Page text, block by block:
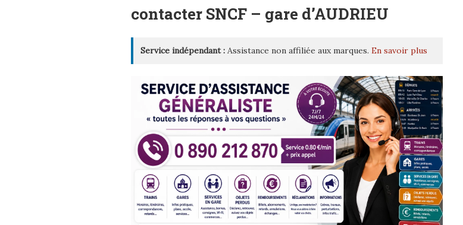
contacter SNCF – gare d’AUDRIEU
Service indépendant : Assistance non affiliée aux marques. En savoir plus